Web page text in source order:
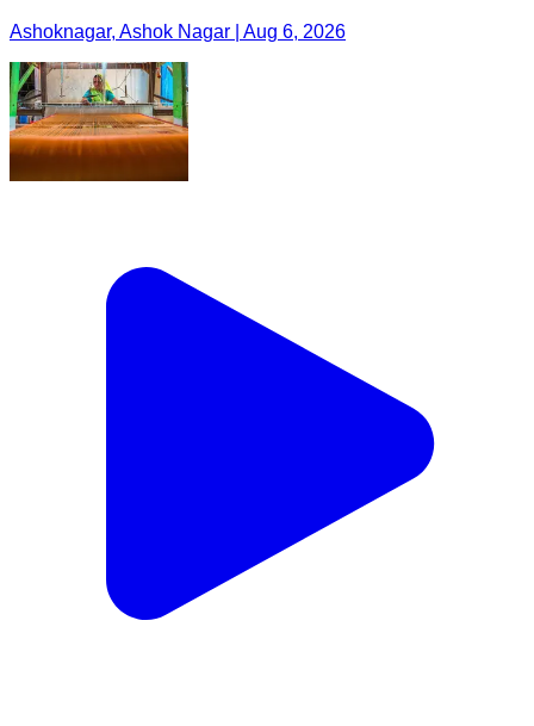
Ashoknagar, Ashok Nagar | Aug 6, 2026